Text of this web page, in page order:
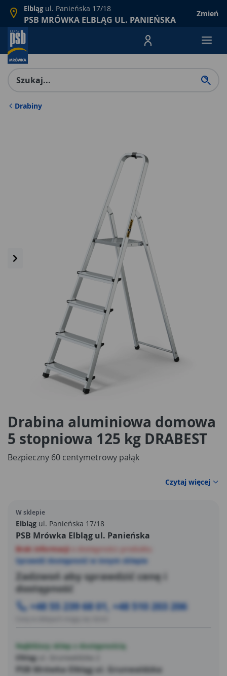
Elbląg ul. Panieńska 17/18
PSB MRÓWKA ELBLĄG UL. PANIEŃSKA
Zmień
Menu Produktów,
Drabiny
Drabina aluminiowa domowa
5 stopniowa 125 kg DRABEST
Bezpieczny 60 centymetrowy pałąk
Czytaj więcej
W sklepie
Elbląg ul. Panieńska 17/18
PSB Mrówka Elbląg ul. Panieńska
Brak informacji
Sprawdź dostępność w innym sklepie
Zadzwoń aby sprawdzić cenę i
dostępność
+48 55 239 68 01, +48 510 203 206
Najbliższy sklep z dostępnością
Elbląg
PSB Mrówka Elbląg ul. Grunwaldzka